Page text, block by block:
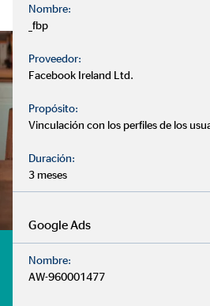
¿Tienes dudas? te ayudamos
- ¿Cuándo debo comenzar a pensar
Nombre:
_fbp
Proveedor:
Facebook Ireland Ltd.
Propósito:
Vinculación con los perfiles de los
Duración:
3 meses
Google Ads
Nombre:
AW-960001477